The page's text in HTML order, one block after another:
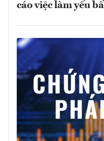
cáo việc làm yếu